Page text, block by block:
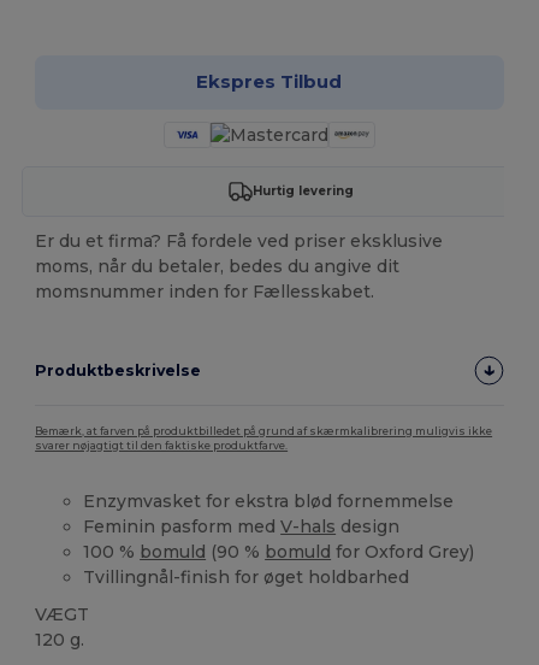
Ekspres Tilbud
Hurtig levering
Er du et firma? Få fordele ved priser eksklusive
moms, når du betaler, bedes du angive dit
momsnummer inden for Fællesskabet.
Produktbeskrivelse
Bemærk, at farven på produktbilledet på grund af skærmkalibrering muligvis ikke
svarer nøjagtigt til den faktiske produktfarve.
Enzymvasket for ekstra blød fornemmelse
Feminin pasform medV-hals design
100 % bomuld (90 % bomuld for Oxford Grey)
Tvillingnål-finish for øget holdbarhed
VÆGT
120 g.